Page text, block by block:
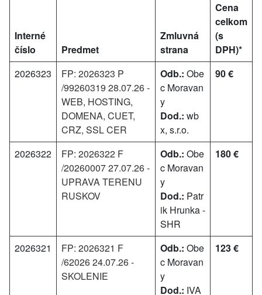
Interné
číslo
Predmet
Zmluvná
strana
Cena
celkom
(s
DPH)*
2026323
FP: 2026323 P
/99260319 28.07.26 -
WEB, HOSTING,
DOMENA, CUET,
CRZ, SSL CER
Odb.: Obe
c Moravan
y
Dod.: wb
x, s.r.o.
90 €
2026322
FP: 2026322 F
/20260007 27.07.26 -
UPRAVA TERENU
RUSKOV
Odb.: Obe
c Moravan
y
Dod.: Patr
ik Hrunka -
SHR
180 €
2026321
FP: 2026321 F
/62026 24.07.26 -
SKOLENIE
Odb.: Obe
c Moravan
y
Dod.: IVA
123 €